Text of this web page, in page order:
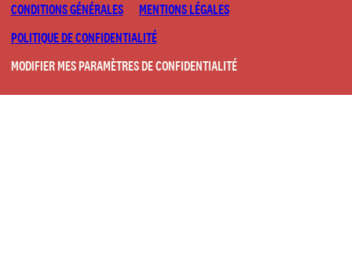
CONDITIONS GÉNÉRALES
MENTIONS LÉGALES
POLITIQUE DE CONFIDENTIALITÉ
MODIFIER MES PARAMÈTRES DE CONFIDENTIALITÉ